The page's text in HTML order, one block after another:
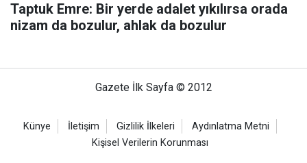
Taptuk Emre: Bir yerde adalet yıkılırsa orada
nizam da bozulur, ahlak da bozulur
Gazete İlk Sayfa © 2012
Künye İletişim Gizlilik İlkeleri
Aydınlatma Metni
Kişisel Verilerin Korunması